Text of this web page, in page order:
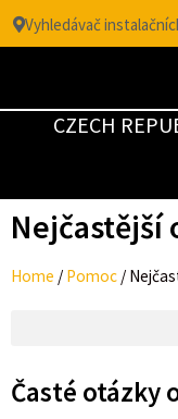
Vyhledávač
CZECH
Nejčastější
Home / Pomoc /
Časté otázky